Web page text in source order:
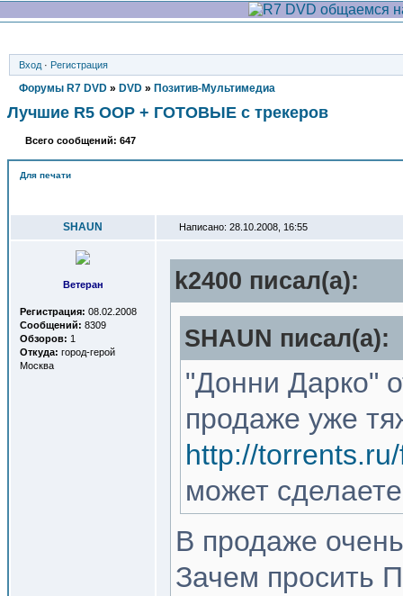
Вход · Регистрация
Форумы R7 DVD » DVD » Позитив-Мультимедиа
Лучшие R5 OOP + ГОТОВЫЕ с трекеров
Всего сообщений: 647
Для печати
SHAUN Написано: 28.10.2008, 16:55
Ветеран
Регистрация: 08.02.2008
Сообщений: 8309
Обзоров: 1
Откуда: город-герой
Москва
k2400 писал(a):
SHAUN писал(a):
"Донни Дарко"
продаже уже
http://
может
В продаже
Зачем просить